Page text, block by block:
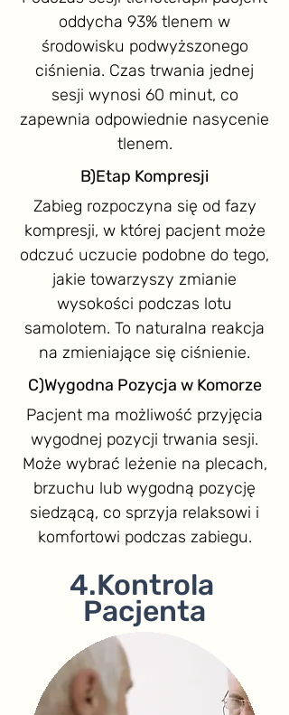
oddycha 93% tlenem w
środowisku podwyższonego
ciśnienia. Czas trwania jednej
sesji wynosi 60 minut, co
zapewnia odpowiednie nasycenie
tlenem.
B)Etap Kompresji
Zabieg rozpoczyna się od fazy
kompresji, w której pacjent może
odczuć uczucie podobne do tego,
jakie towarzyszy zmianie
wysokości podczas lotu
samolotem. To naturalna reakcja
na zmieniające się ciśnienie.
C)Wygodna Pozycja w Komorze
Pacjent ma możliwość przyjęcia
wygodnej pozycji trwania sesji.
Może wybrać leżenie na plecach,
brzuchu lub wygodną pozycję
siedzącą, co sprzyja relaksowi i
komfortowi podczas zabiegu.
4.Kontrola
Pacjenta